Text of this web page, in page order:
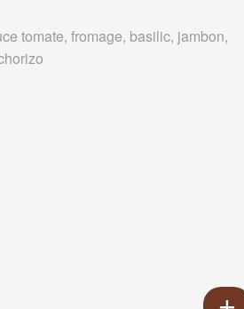
tomate, fromage, basilic, jambon,